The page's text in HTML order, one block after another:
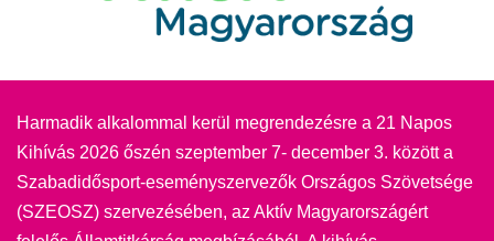
Harmadik alkalommal kerül megrendezésre a 21 Napos
Kihívás 2026 őszén szeptember 7- december 3. között a
Szabadidősport-eseményszervezők Országos Szövetsége
(SZEOSZ) szervezésében, az Aktív Magyarországért